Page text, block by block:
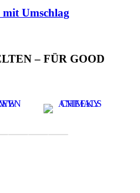
Umschlag
– FÜR GOOD